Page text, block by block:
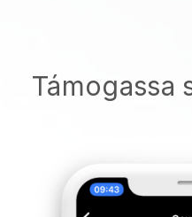
Támogassa